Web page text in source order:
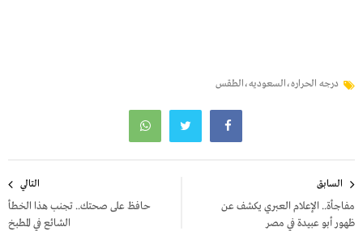
درجه الحراره،السعوديه،الطقس
المقالات
السابق
مفاجأة.. الإعلام العبري يكشف عن
ظهور أبو عبيدة في مصر
التالي
حافظ على صحتك.. تجنب هذا الخطأ
الشائع في المطبخ